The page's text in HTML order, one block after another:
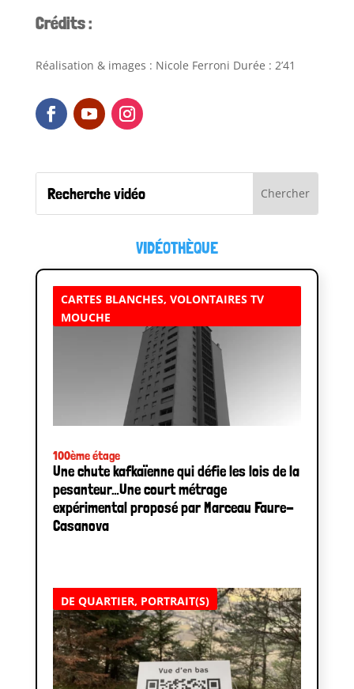
Crédits :
Réalisation & images : Nicole Ferroni Durée : 2’41
VIDÉOTHÈQUE
100ème étage
CARTES BLANCHES, VOLONTAIRES TV
MOUCHE
Une chute kafkaïenne qui défie les lois de la
pesanteur…Une court métrage
expérimental proposé par Marceau Faure-
Casanova
DE QUARTIER, PORTRAIT(S)